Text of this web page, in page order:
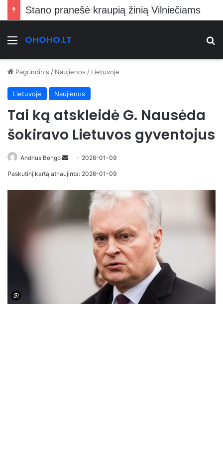
Stano pranešė kraupią žinią Vilniečiams
Meniu
OHOHO.LT
Pagrindinis / Naujienos / Lietuvoje
Lietuvoje Naujienos
Tai ką atskleidė G. Nausėda
šokiravo Lietuvos gyventojus
Andrius Bengo
Send 2026-01-09
Paskutinį kartą atnaujinta: 2026-01-09